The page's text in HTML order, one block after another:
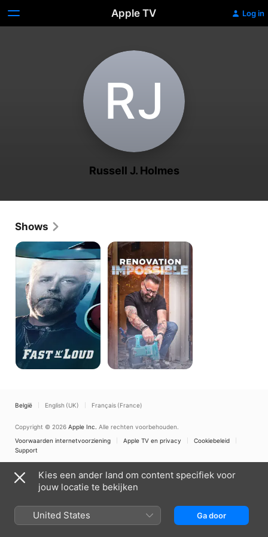
Apple TV Log in
R‌J
Russell J. Holmes
Shows
Fast
N'
Loud
Renovation
Impossible
België English (UK) Français (France)
Copyright © 2026 Apple Inc. Alle rechten voorbehouden.
Voorwaarden internetvoorziening
Apple TV en privacy
Cookiebeleid
Support
Kies een ander land om content specifiek voor
jouw locatie te bekijken
United States Ga door